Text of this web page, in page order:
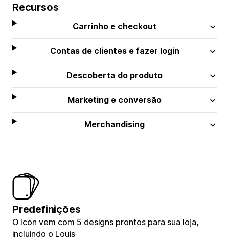
Recursos
Carrinho e checkout
Contas de clientes e fazer login
Descoberta do produto
Marketing e conversão
Merchandising
Predefinições
O Icon vem com 5 designs prontos para sua loja,
incluindo o Louis